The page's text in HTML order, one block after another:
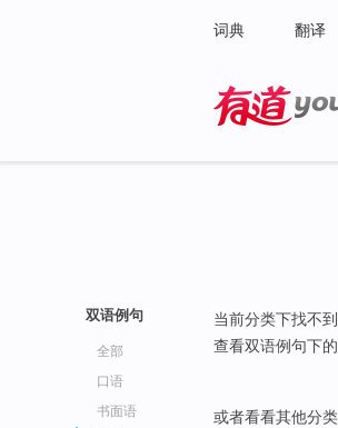
词典 翻译
双语例句
全部
口语
书面语
当前分类下找不
查看双语例句下的
或者看看其他分类